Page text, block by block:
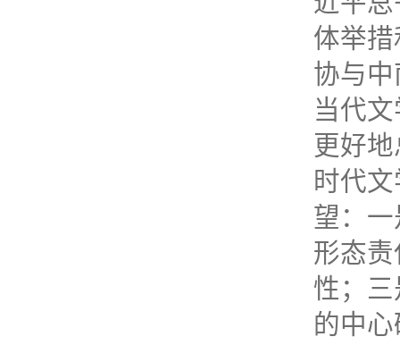
体举
协与
当代
更好
时代
望：
形态
性；
的中